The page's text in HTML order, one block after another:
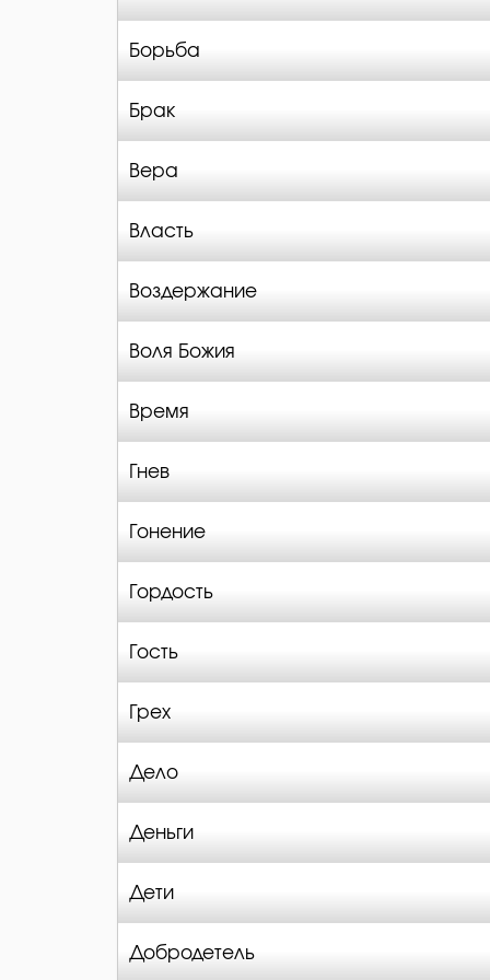
Борьба
Брак
Вера
Власть
Воздержание
Воля Божия
Время
Гнев
Гонение
Гордость
Гость
Грех
Дело
Деньги
Дети
Добродетель